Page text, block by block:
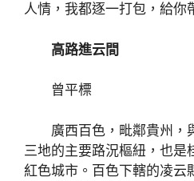
人情，我都逐一打包，給
高路進云間
曾平標
廣西百色，毗鄰貴州，
三地的主要路況樞紐，也是
紅色城市。百色下轄的凌云